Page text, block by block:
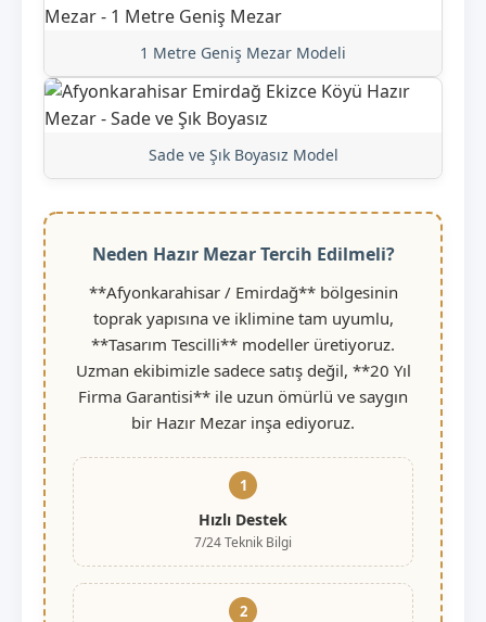
1 Metre Geniş Mezar Modeli
Sade ve Şık Boyasız Model
Neden Hazır Mezar Tercih Edilmeli?
**Afyonkarahisar / Emirdağ** bölgesinin
toprak yapısına ve iklimine tam uyumlu,
**Tasarım Tescilli** modeller üretiyoruz.
Uzman ekibimizle sadece satış değil, **20 Yıl
Firma Garantisi** ile uzun ömürlü ve saygın
bir Hazır Mezar inşa ediyoruz.
1
Hızlı Destek
7/24 Teknik Bilgi
2